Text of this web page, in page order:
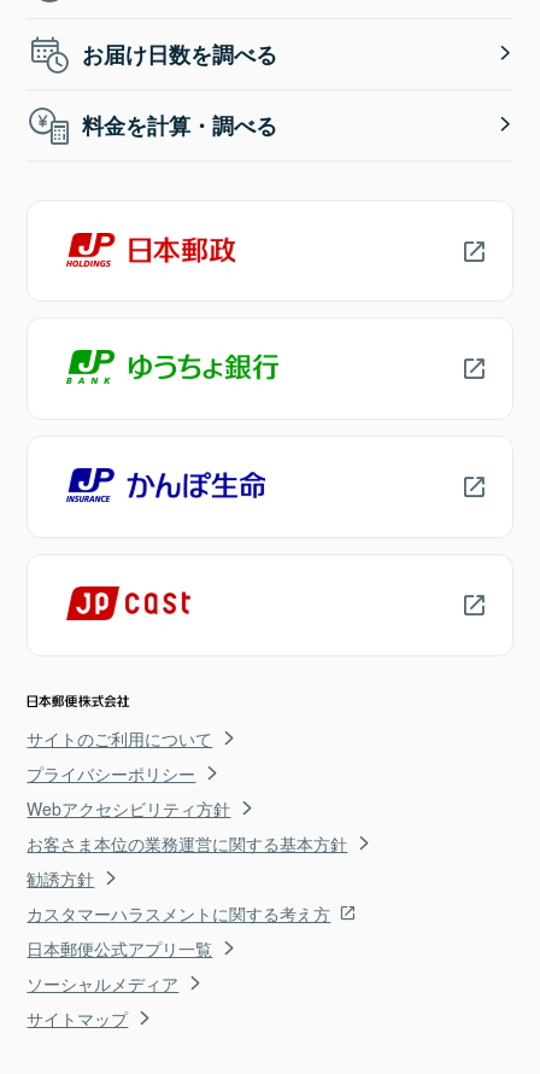
お届け日数を調べる
料金を計算・調べる
サイトのご利用について
プライバシーポリシー
Webアクセシビリティ方針
お客さま本位の業務運営に関する基本方針
勧誘方針
カスタマーハラスメントに関する考え方
日本郵便公式アプリ一覧
ソーシャルメディア
サイトマップ